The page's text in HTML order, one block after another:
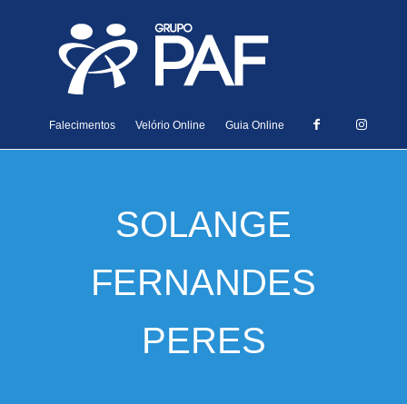
Falecimentos Velório Online Guia Online
SOLANGE
FERNANDES
PERES